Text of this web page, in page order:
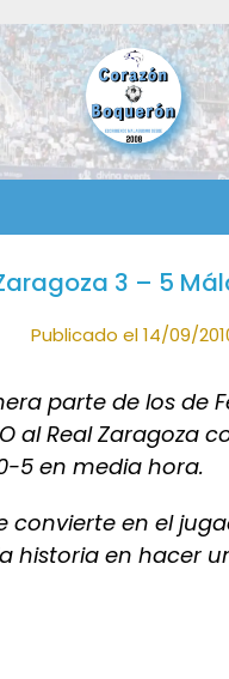
3 – 5
Publicado el 14/09/
parte de los de
al Real Zaragoza
5 en media hora.
convierte en el
historia en hacer